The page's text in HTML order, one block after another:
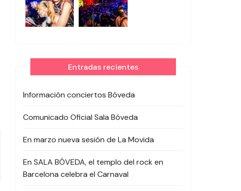
Entradas recientes
Información conciertos Bóveda
Comunicado Oficial Sala Bóveda
En marzo nueva sesión de La Movida
En SALA BÓVEDA, el templo del rock en
Barcelona celebra el Carnaval